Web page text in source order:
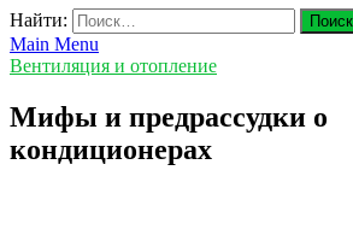
Найти:
Main Menu
Вентиляция и отопление
Мифы и предрассудки о
кондиционерах